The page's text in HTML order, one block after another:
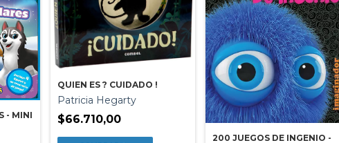
- MINI
QUIEN ES ? CUIDADO !
Patricia Hegarty
$66.710,00
200 JUEGOS DE INGENIO -